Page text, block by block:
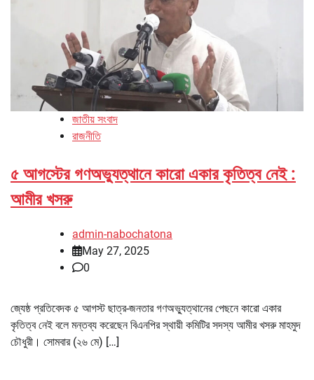
জাতীয় সংবাদ
রাজনীতি
৫ আগস্টের গণঅভ্যুত্থানে কারো একার কৃতিত্ব নেই :
আমীর খসরু
admin-nabochatona
May 27, 2025
0
জ্যেষ্ঠ প্রতিবেদক ৫ আগস্ট ছাত্র-জনতার গণঅভ্যুত্থানের পেছনে কারো একার
কৃতিত্ব নেই বলে মন্তব্য করেছেন বিএনপির স্থায়ী কমিটির সদস্য আমীর খসরু মাহমুদ
চৌধুরী। সোমবার (২৬ মে) […]